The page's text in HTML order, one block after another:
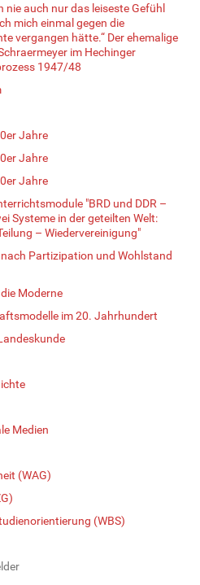
nie auch nur das leiseste Gefühl
mich einmal gegen die
vergangen hätte.“ Der ehemalige
im Hechinger
1947/48
Jahre
Jahre
Jahre
"BRD und DDR –
Systeme in der geteilten Welt:
– Wiedervereinigung"
Partizipation und Wohlstand
Moderne
im 20. Jahrhundert
Medien
(WAG)
(WBS)